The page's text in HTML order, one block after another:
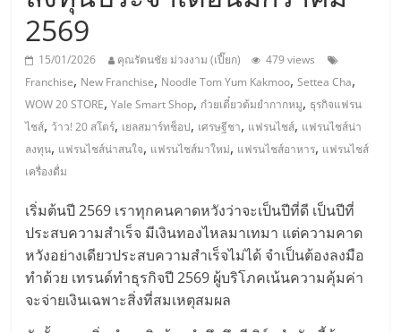
เอ
ส
เอ็
มอี
ไทย,
SMEs,
แฟ
2569
15/01/2026 คุณรัตนชัย ม่วงงาม (เปี๊ยก)
479 views
Franchise, New Franchise, Noodle Tom Yum Kakmoo,Settea Cha,
WOW 20 STORE,Yale Smart Shop, ก๋วยเตี๋ยวต้มยำกากหมู, ธุรกิจแฟรน
ไชส์, ว้าว! 20 สโตร์, เยลสมาร์ทช็อป, เศรษฐีชา, แฟรนไชส์, แฟรนไชส์น่า
ลงทุน, แฟรนไชส์น่าสนใจ, แฟรนไชส์มาใหม่, แฟรนไชส์อาหาร, แฟรนไชส์
เครื่องดื่ม
เริ่มต้นปี 2569 เราทุกคนคาดหวังว่าจะเป็นปีที่ดี เป็นปีที่
ประสบความสำเร็จ มีเงินทองไหลมาเทมา แต่ความคาด
หวังอย่างเดียวประสบความสำเร็จไม่ได้ จำเป็นต้องลงมือ
ทำด้วย เทรนด์ทำธุรกิจปี 2569 ผู้บริโภคเน้นความคุ้มค่า
จะจ่ายเงินเฉพาะสิ่งที่สมเหตุสมผล